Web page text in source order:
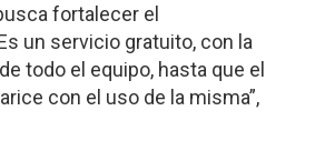
fortalecer el
un servicio gratuito, con la
todo el equipo, hasta que el
con el uso de la misma”,